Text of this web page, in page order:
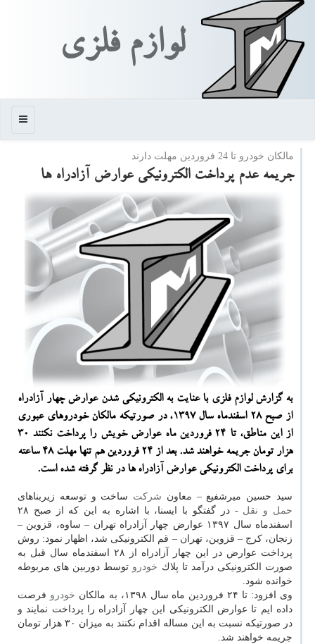
لوازم فلزی
منو
مالكان خودرو تا 24 فروردین مهلت دارند
جریمه عدم پرداخت الكترونیكی عوارض آزادراه ها
به گزارش لوازم فلزی با عنایت به الكترونیكی شدن عوارض چهار آزادراه
از صبح ۲۸ اسفندماه سال ۱۳۹۷، در صورتیكه مالكان خودروهای عبوری
از این مناطق، تا ۲۴ فروردین ماه عوارض خویش را پرداخت نكنند ۳۰
هزار تومان جریمه خواهند شد. بعد از ۲۴ فروردین هم تنها مهلت ۴۸ ساعته
برای پرداخت الكترونیكی عوارض آزادراه ها در نظر گرفته شده است.
سید حسین میرشفیع – معاون شركت ساخت و توسعه زیربناهای
حمل و نقل
- در گفتگو با ایسنا، با اشاره به این كه از صبح ۲۸
اسفندماه سال ۱۳۹۷ عوارض چهار آزادراه تهران – ساوه، قزوین –
زنجان، كرج – قزوین، تهران – قم الكترونیكی شد، اظهار نمود: روش
پرداخت عوارض در این چهار آزادراه از ۲۸ اسفندماه سال قبل به
صورت الكترونیكی درآمد تا پلاك خودرو توسط دوربین های مربوطه
خوانده شود.
وی افزود: تا ۲۴ فروردین ماه سال ۱۳۹۸، به مالكان
خودرو فرصت
داده ایم تا عوارض الكترونیكی این چهار آزادراه را پرداخت نمایند و
در صورتیكه نسبت به این مساله اقدام نكنند به میزان ۳۰ هزار تومان
جریمه خواهند شد.